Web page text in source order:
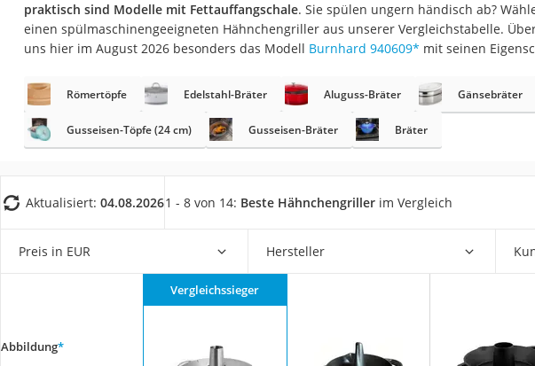
Saug-Wisch-Roboter
Handstaubsauger
Kondenstrockner
Reiskocher
Ecovacs-Saugroboter
Nespresso-Maschine
Messerschärfer
praktisch sind Modelle mit Fettauffangschale. Sie spülen ungern händisch ab?
einen spülmaschinengeeigneten Hähnchengriller aus unserer Vergleichstabelle.
uns hier im August 2026 besonders das Modell Burnhard 940609* mit seinen
Römertöpfe Edelstahl-Bräter Aluguss-Bräter Gänsebräter
Gusseisen-Töpfe (24 cm) Gusseisen-Bräter Bräter
Aktualisiert: 04.08.20261 - 8 von 14: Beste Hähnchengriller im Vergleich
Preis in EUR Hersteller
Abbildung*
Vergleichssieger